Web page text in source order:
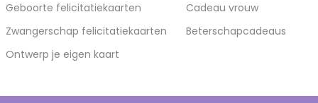
Geboorte felicitatiekaarten
Zwangerschap felicitatiekaarten
Ontwerp je eigen kaart
Cadeau vrouw
Beterschapcadeaus